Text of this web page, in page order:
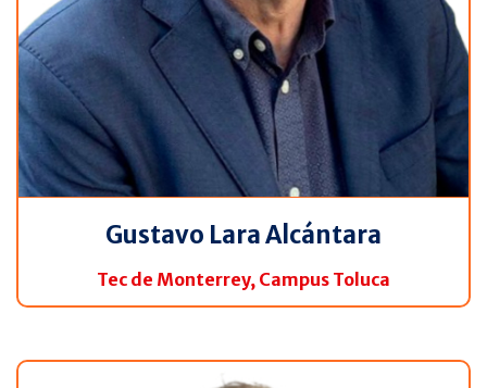
Gustavo Lara Alcántara
Tec de Monterrey, Campus Toluca